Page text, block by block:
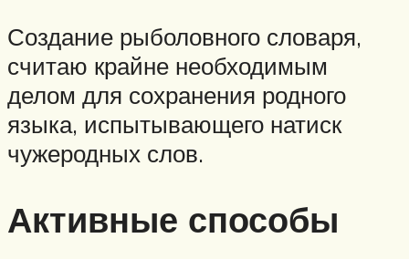
Создание рыболовного словаря,
считаю крайне необходимым
делом для сохранения родного
языка, испытывающего натиск
чужеродных слов.
Активные способы